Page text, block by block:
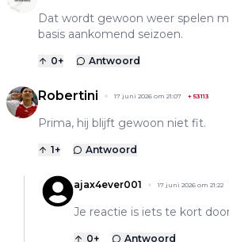
Dat wordt gewoon weer spelen
basis aankomend seizoen.
0+ Antwoord
Robertini 17 juni 2026 om 21:07 +53113
Prima, hij blijft gewoon niet fit.
1+ Antwoord
ajax4ever001 17 juni 2026 om 21:22
Je reactie is iets te kort
0+ Antwoord